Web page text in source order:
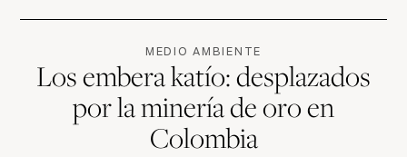
MEDIO AMBIENTE
Los embera katío: desplazados
por la minería de oro en
Colombia